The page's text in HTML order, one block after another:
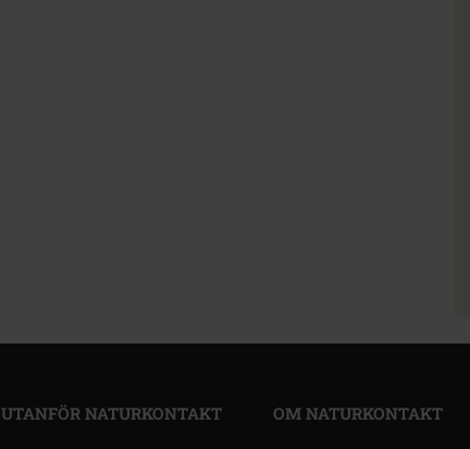
UTANFÖR NATURKONTAKT OM NATURKONTAKT